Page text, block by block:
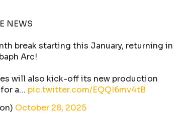
NEWS
break starting this January, returning in
Arc!
will also kick-off its new production
a… pic.twitter.com/EQQI6mv4tB
October 28, 2025